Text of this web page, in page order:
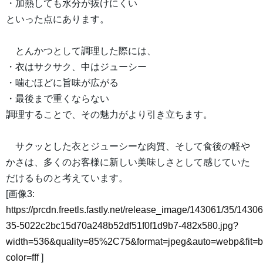
・加熱しても水分が抜けにくい
といった点にあります。
とんかつとして調理した際には、
・衣はサクサク、中はジューシー
・噛むほどに旨味が広がる
・最後まで重くならない
調理することで、その魅力がより引き立ちます。
サクッとした衣とジューシーな肉質、そして食後の軽や
かさは、多くのお客様に新しい美味しさとして感じていた
だけるものと考えています。
[画像3:
https://prcdn.freetls.fastly.net/release_image/143061/35/
35-5022c2bc15d70a248b52df51f0f1d9b7-482x580.jpg?
color=fff]